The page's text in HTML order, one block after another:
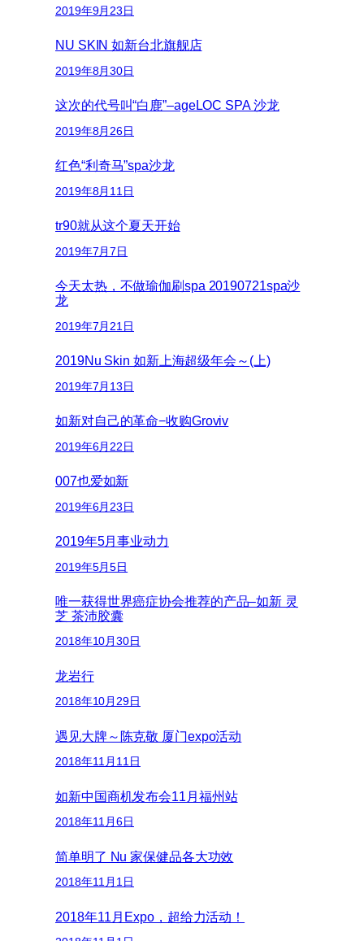
2019年9月23日
NU SKIN 如新台北旗舰店
2019年8月30日
这次的代号叫“白鹿”–ageLOC SPA 沙龙
2019年8月26日
红色“利奇马”spa沙龙
2019年8月11日
tr90就从这个夏天开始
2019年7月7日
今天太热，不做瑜伽刷spa 20190721spa沙
龙
2019年7月21日
2019Nu Skin 如新上海超级年会～(上)
2019年7月13日
如新对自己的革命−收购Groviv
2019年6月22日
007也爱如新
2019年6月23日
2019年5月事业动力
2019年5月5日
唯一获得世界癌症协会推荐的产品–如新 灵
芝 茶沛胶囊
2018年10月30日
龙岩行
2018年10月29日
遇见大牌～陈克敬 厦门expo活动
2018年11月11日
如新中国商机发布会11月福州站
2018年11月6日
简单明了 Nu 家保健品各大功效
2018年11月1日
2018年11月Expo，超给力活动！